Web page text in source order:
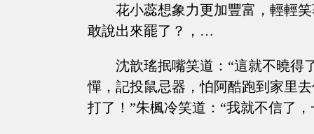
花小蕊想象力更加豐富，輕輕
敢說出來罷了？，…
沈歆瑤抿嘴笑道：“這就不曉得
憚，記投鼠忌器，怕阿酷跑到家里
打了！”朱楓冷笑道：“我就不信了